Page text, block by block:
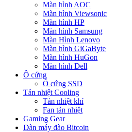
Màn hình AOC
Màn hình Viewsonic
Màn hình HP
Màn hình Samsung
Màn Hình Lenovo
Màn hình GiGaByte
Màn hình HuGon
Màn hình Dell
Ô cứng
Ổ cứng SSD
Tản nhiệt Cooling
Tản nhiệt khí
Fan tản nhiệt
Gaming Gear
Dàn máy đào Bitcoin